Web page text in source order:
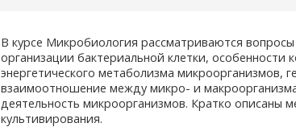
В курсе Микробиология рассматриваются вопросы
организации бактериальной клетки, особенности
энергетического метаболизма микроорганизмов,
взаимоотношение между микро- и
деятельность микроорганизмов. Кратко описаны
культивирования.